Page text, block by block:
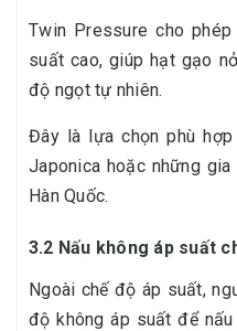
Twin Pressure cho
suất cao, giúp hạt gạo
độ ngọt tự nhiên.
Đây là lựa chọn phù
Japonica hoặc những
Hàn Quốc.
3.2 Nấu không áp suất
Ngoài chế độ áp suất,
độ không áp suất để